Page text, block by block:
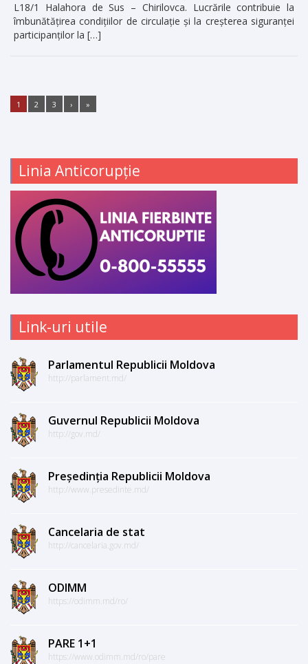
L18/1 Halahora de Sus – Chirilovca. Lucrările contribuie la
îmbunătățirea condițiilor de circulație și la creșterea siguranței
participanților la […]
1 2 3 › »
Linia Anticorupție
Link-uri utile
Parlamentul Republicii Moldova
http://parlament.md/
Guvernul Republicii Moldova
http://gov.md/
Președinția Republicii Moldova
http://www.presedinte.md/
Cancelaria de stat
http://cancelaria.gov.md/
ODIMM
https://odimm.md/ro/
PARE 1+1
https://www.odimm.md/ro/pare